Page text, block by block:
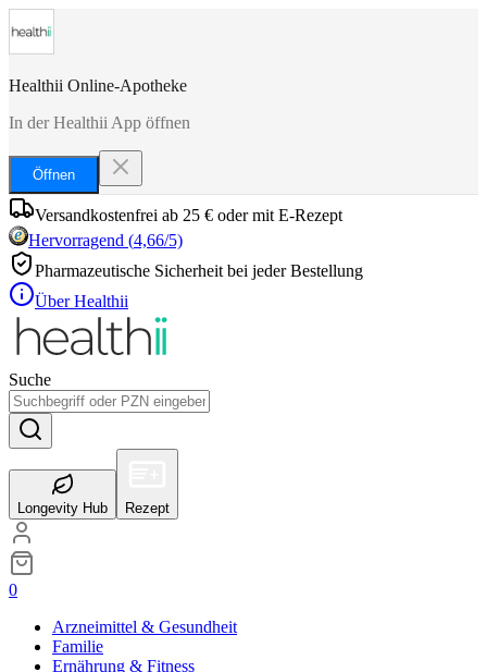
Healthii Online-Apotheke
In der Healthii App öffnen
Öffnen
Versandkostenfrei ab 25 € oder mit E-Rezept
Hervorragend (4,66/5)
Pharmazeutische Sicherheit bei jeder Bestellung
Über Healthii
Suche
Longevity Hub Rezept
0
Arzneimittel & Gesundheit
Familie
Ernährung & Fitness